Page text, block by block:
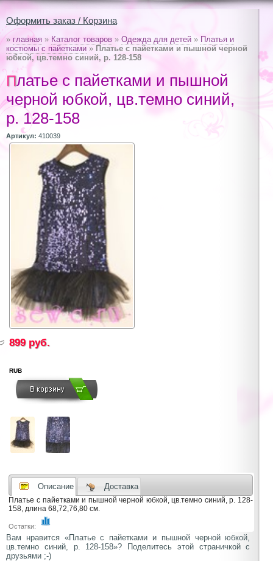
Оформить заказ / Корзина
» главная » Каталог товаров » Одежда для детей » Платья и
костюмы с пайетками » Платье с пайетками и пышной черной
юбкой, цв.темно синий, р. 128-158
Платье с пайетками и пышной
черной юбкой, цв.темно синий,
р. 128-158
Артикул: 410039
899 руб.
RUB
Описание Доставка
Платье с пайетками и пышной черной юбкой, цв.темно синий, р. 128-
158, длина 68,72,76,80 см.
Остатки:
Вам нравится «Платье с пайетками и пышной черной юбкой,
цв.темно синий, р. 128-158»? Поделитесь этой страничкой с
друзьями ;-)